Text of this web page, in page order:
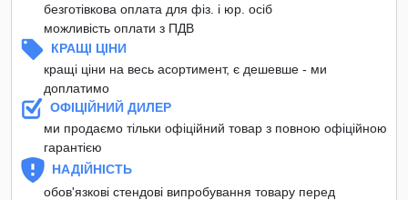
безготівкова оплата для фіз. і юр. осіб
можливість оплати з ПДВ
КРАЩІ ЦІНИ
кращі ціни на весь асортимент, є дешевше - ми
доплатимо
ОФІЦІЙНИЙ ДИЛЕР
ми продаємо тільки офіційний товар з повною офіційною
гарантією
НАДІЙНІСТЬ
обов'язкові стендові випробування товару перед